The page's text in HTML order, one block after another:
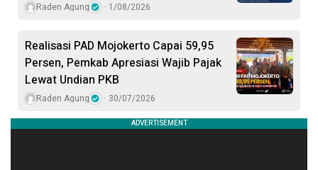
Raden Agung 1/08/2026
Realisasi PAD Mojokerto Capai 59,95
Persen, Pemkab Apresiasi Wajib Pajak
Lewat Undian PKB
Raden Agung 30/07/2026